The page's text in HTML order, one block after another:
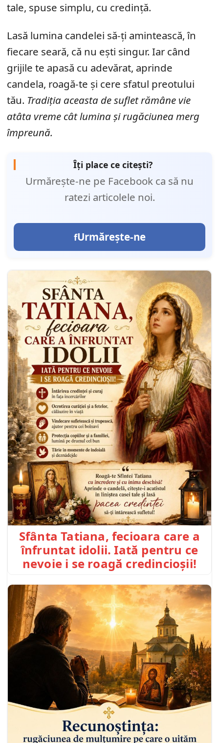
tale, spuse simplu, cu credință.
Lasă lumina candelei să-ți amintească, în
fiecare seară, că nu ești singur. Iar când
grijile te apasă cu adevărat, aprinde
candela, roagă-te și cere sfatul preotului
tău. Tradiția aceasta de suflet rămâne vie
atâta vreme cât lumina și rugăciunea merg
împreună.
Îți place ce citești?
Urmărește-ne pe Facebook ca să nu
ratezi articolele noi.
Urmărește-ne
Sfânta Tatiana, fecioara care a
înfruntat idolii. Iată pentru ce
nevoie i se roagă credincioșii!